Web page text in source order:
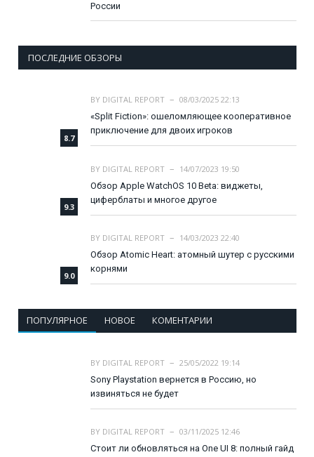
России
ПОСЛЕДНИЕ ОБЗОРЫ
8.7
BY DIGITAL REPORT
08/03/2025 22:13
«Split Fiction»: ошеломляющее кооперативное
приключение для двоих игроков
9.3
BY DIGITAL REPORT
14/07/2023 19:50
Обзор Apple WatchOS 10 Beta: виджеты,
циферблаты и многое другое
9.0
BY DIGITAL REPORT
14/03/2023 22:40
Обзор Atomic Heart: атомный шутер с русскими
корнями
ПОПУЛЯРНОЕ НОВОЕ КОМЕНТАРИИ
BY DIGITAL REPORT
25/05/2022 19:14
Sony Playstation вернется в Россию, но
извиняться не будет
BY DIGITAL REPORT
03/11/2025 12:46
Стоит ли обновляться на One UI 8: полный гайд